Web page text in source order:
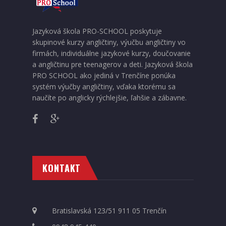
on
product
page
Jazyková škola PRO-SCHOOL poskytuje
skupinové kurzy angličtiny, výučbu angličtiny vo
firmách, individuálne jazykové kurzy, doučovanie
a angličtinu pre teenagerov a deti. Jazyková škola
PRO SCHOOL ako jediná v Trenčíne ponúka
systém výučby angličtiny, vďaka ktorému sa
naučíte po anglicky rýchlejšie, ľahšie a zábavne.
KONTAKT
Bratislavská 123/51 911 05 Trenčín